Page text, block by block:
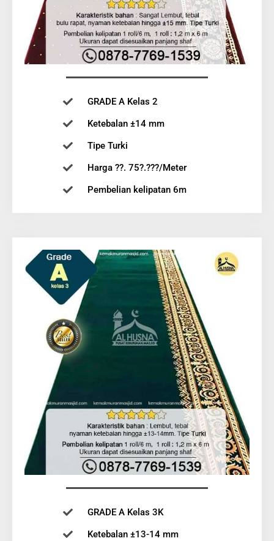
GRADE A Kelas 2
Ketebalan ±14 mm
Tipe Turki
Harga ??. 75?.???/Meter
Pembelian kelipatan 6m
GRADE A Kelas 3K
Ketebalan ±13-14 mm